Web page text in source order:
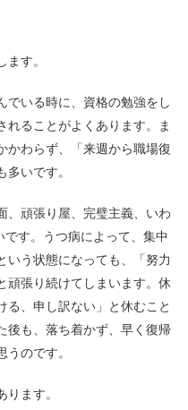
す。
でいる時に、資格の勉強をし
れることがよくあります。ま
かわらず、「来週から職場復
いです。
、頑張り屋、完璧主義、いわ
す。うつ病によって、集中
いう状態になっても、「努力
頑張り続けてしまいます。休
る、申し訳ない」と休むこと
後も、落ち着かず、早く復帰
のです。
ます。